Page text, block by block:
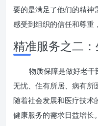
要的是满足了他们的精神
感受到组织的信任和尊重
精准服务之二
物质保障是做好老干
无忧、住有所居、病有所
随着社会发展和医疗技术
健康服务的需求日益增长。